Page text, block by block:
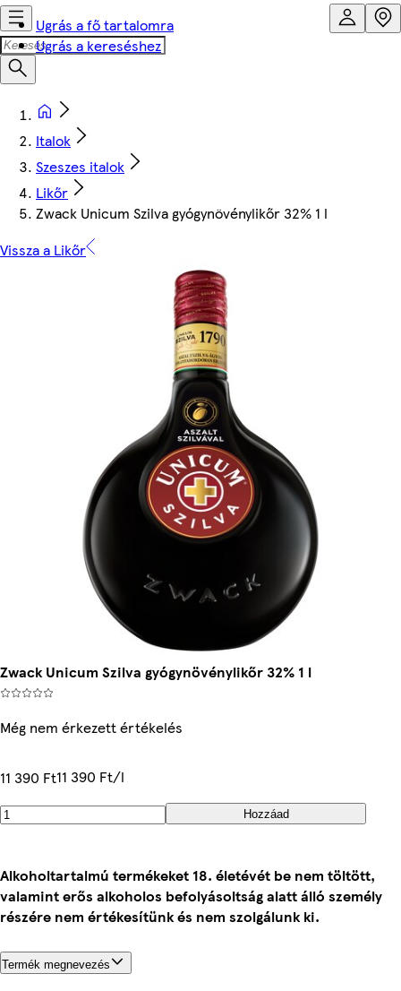
Ugrás a fő tartalomra
Ugrás a kereséshez
Italok
Szeszes italok
Likőr
Zwack Unicum Szilva gyógynövénylikőr 32% 1 l
Vissza a Likőr
Zwack Unicum Szilva gyógynövénylikőr 32% 1 l
Még nem érkezett értékelés
11 390 Ft11 390 Ft/l
Hozzáad
Alkoholtartalmú termékeket 18. életévét be nem töltött,
valamint erős alkoholos befolyásoltság alatt álló személy
részére nem értékesítünk és nem szolgálunk ki.
Termék megnevezés